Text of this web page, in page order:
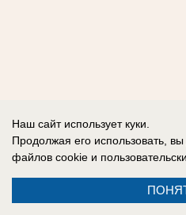
Наш сайт использует куки.
Продолжая его использовать,
файлов cookie и